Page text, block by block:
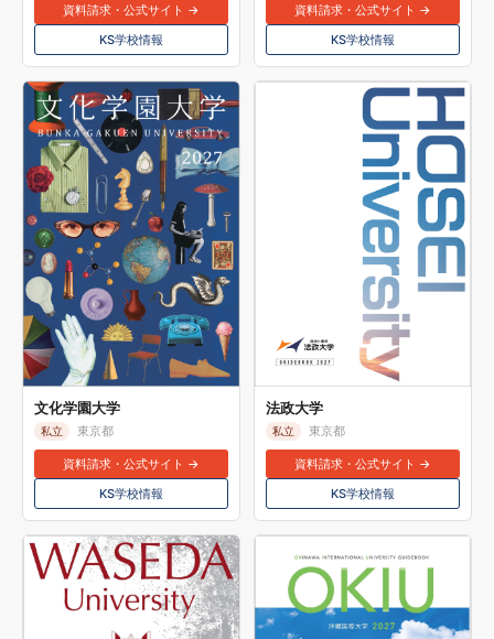
資料請求・公式サイト →
KS学校情報
資料請求・公式サイト →
KS学校情報
文化学園大学
私立 東京都
資料請求・公式サイト →
KS学校情報
法政大学
私立 東京都
資料請求・公式サイト →
KS学校情報